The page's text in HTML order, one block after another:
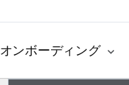
オンボーディング